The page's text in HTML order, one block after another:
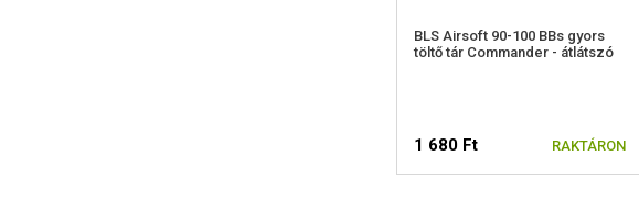
BLS Airsoft 90-100 BBs gyors
töltő tár Commander - átlátszó
1 680 Ft RAKTÁRON